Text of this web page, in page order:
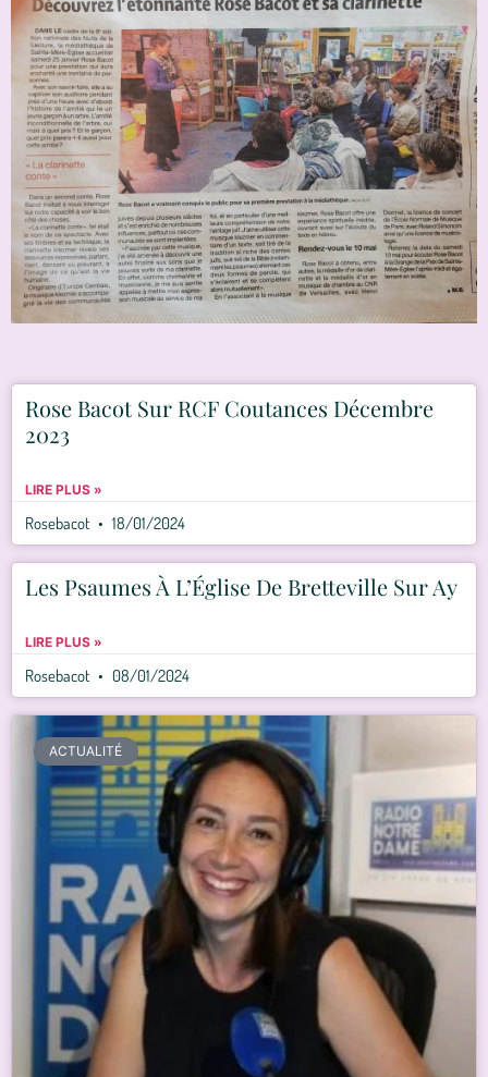
Rose Bacot Sur RCF Coutances Décembre
2023
LIRE PLUS »
Rosebacot 18/01/2024
Les Psaumes À L’Église De Bretteville Sur Ay
LIRE PLUS »
Rosebacot 08/01/2024
ACTUALITÉ